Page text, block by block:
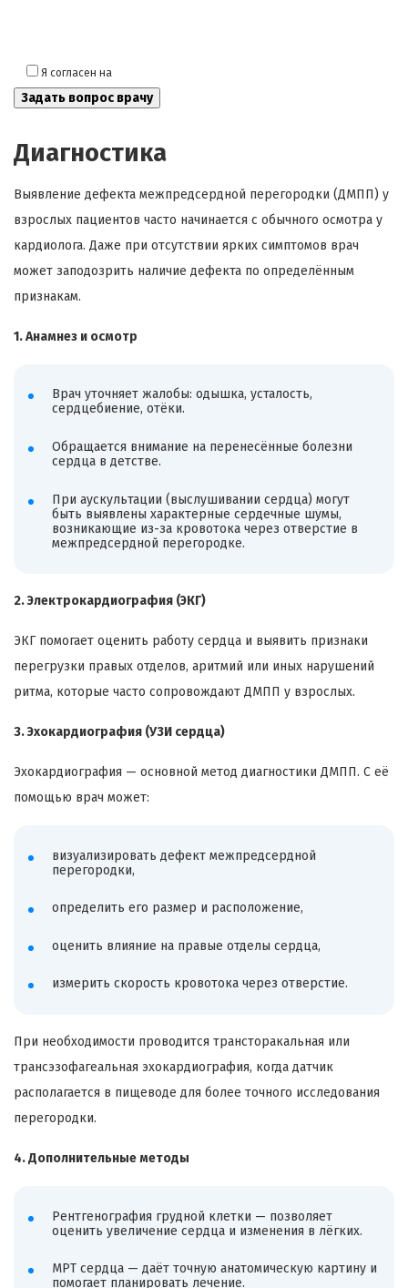
Я согласен на
Диагностика
Выявление дефекта межпредсердной перегородки (ДМПП) у
взрослых пациентов часто начинается с обычного осмотра у
кардиолога. Даже при отсутствии ярких симптомов врач
может заподозрить наличие дефекта по определённым
признакам.
1. Анамнез и осмотр
Врач уточняет жалобы: одышка, усталость,
сердцебиение, отёки.
Обращается внимание на перенесённые болезни
сердца в детстве.
При аускультации (выслушивании сердца) могут
быть выявлены характерные сердечные шумы,
возникающие из-за кровотока через отверстие в
межпредсердной перегородке.
2. Электрокардиография (ЭКГ)
ЭКГ помогает оценить работу сердца и выявить признаки
перегрузки правых отделов, аритмий или иных нарушений
ритма, которые часто сопровождают ДМПП у взрослых.
3. Эхокардиография (УЗИ сердца)
Эхокардиография — основной метод диагностики ДМПП. С её
помощью врач может:
визуализировать дефект межпредсердной
перегородки,
определить его размер и расположение,
оценить влияние на правые отделы сердца,
измерить скорость кровотока через отверстие.
При необходимости проводится трансторакальная или
трансэзофагеальная эхокардиография, когда датчик
располагается в пищеводе для более точного исследования
перегородки.
4. Дополнительные методы
Рентгенография грудной клетки — позволяет
оценить увеличение сердца и изменения в лёгких.
МРТ сердца — даёт точную анатомическую картину и
помогает планировать лечение.